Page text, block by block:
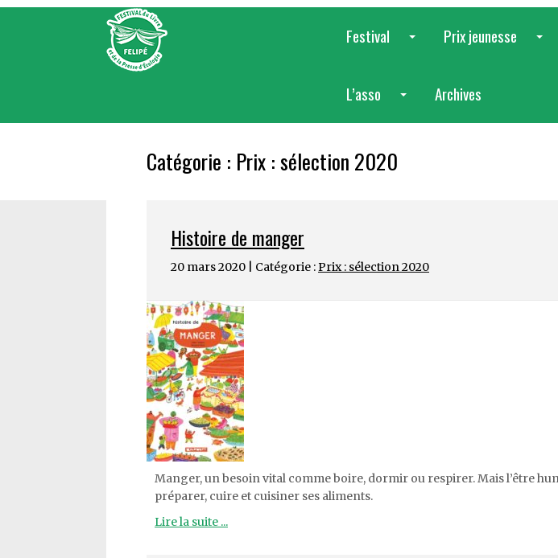
Skip
Festival
Prix jeunesse
L’asso
...
Archives
Catégorie : Prix : sélection 2020
Histoire de manger
20 mars 2020 | Catégorie :Prix : sélection 2020
Manger, un besoin vital comme boire, dormir ou respirer. Mais l’être
préparer, cuire et cuisiner ses aliments.
Lire la suite ...